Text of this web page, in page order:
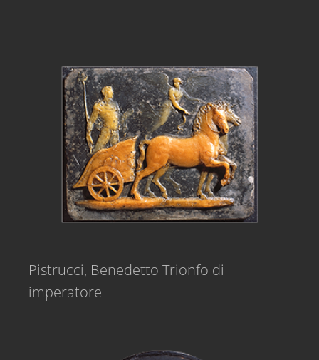
Pistrucci, Benedetto Trionfo di
imperatore